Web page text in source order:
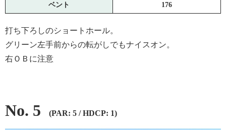
ベント 176
打ち下ろしのショートホール。
グリーン左手前からの転がしでもナイスオン。
右ＯＢに注意
No. 5 (PAR: 5 / HDCP: 1)